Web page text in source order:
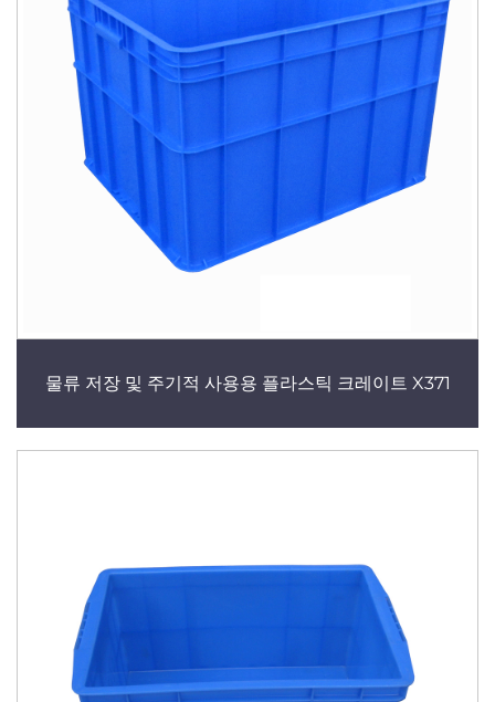
물류 저장 및 주기적 사용용 플라스틱 크레이트 X371